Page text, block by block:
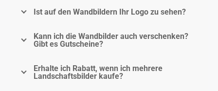
Ist auf den Wandbildern Ihr Logo zu sehen?
Kann ich die Wandbilder auch verschenken?
Gibt es Gutscheine?
Erhalte ich Rabatt, wenn ich mehrere
Landschaftsbilder kaufe?